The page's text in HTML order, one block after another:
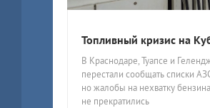
Топливный кризис на
В Краснодаре, Туапсе и
перестали сообщать списки
но жалобы на нехватку
не прекратились